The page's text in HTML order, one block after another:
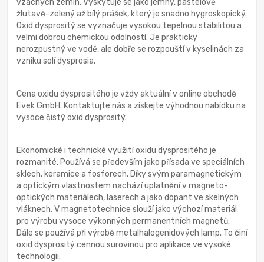
žlutavě-zelený až bílý prášek, který je snadno hygroskopický.
Oxid dysprositý se vyznačuje vysokou tepelnou stabilitou a
velmi dobrou chemickou odolností. Je prakticky
nerozpustný ve vodě, ale dobře se rozpouští v kyselinách za
vzniku solí dysprosia.
Cena oxidu dysprositého je vždy aktuální v online obchodě
Evek GmbH. Kontaktujte nás a získejte výhodnou nabídku na
vysoce čistý oxid dysprositý.
Ekonomické i technické využití oxidu dysprositého je
rozmanité. Používá se především jako přísada ve speciálních
sklech, keramice a fosforech. Díky svým paramagnetickým
a optickým vlastnostem nachází uplatnění v magneto-
optických materiálech, laserech a jako dopant ve skelných
vláknech. V magnetotechnice slouží jako výchozí materiál
pro výrobu vysoce výkonných permanentních magnetů.
Dále se používá při výrobě metalhalogenidových lamp. To činí
oxid dysprositý cennou surovinou pro aplikace ve vysoké
technologii.